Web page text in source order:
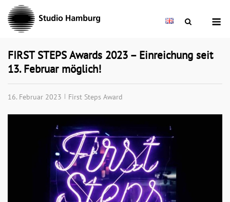
Skip
content
FIRST STEPS Awards 2023 – Einreichung seit
13. Februar möglich!
16. Februar 2023 First Steps Award